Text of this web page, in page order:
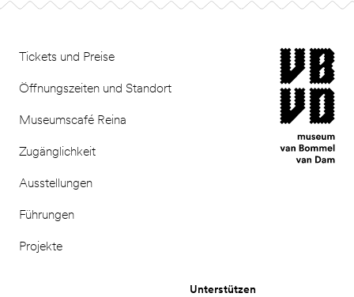
Tickets und Preise
Öffnungszeiten und Standort
Museumscafé Reina
Zugänglichkeit
Ausstellungen
Führungen
Projekte
museum van
Unterstützen